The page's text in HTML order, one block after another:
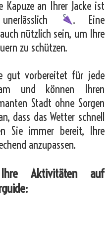
an Ihrer Jacke ist
. Eine
nützlich sein, um Ihre
zu schützen.
gut vorbereitet für jede
und können Ihren
Stadt ohne Sorgen
dass das Wetter schnell
Sie immer bereit, Ihre
anzupassen.
Aktivitäten auf